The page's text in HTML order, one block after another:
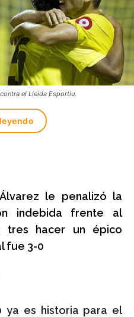
el Lleida Esportiu.
le penalizó la
indebida frente al
tres hacer un épico
fue 3-0
ya es historia para el